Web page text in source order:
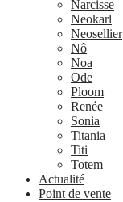
Narcisse
Neokarl
Neosellier
Nô
Noa
Ode
Ploom
Renée
Sonia
Titania
Titi
Totem
Actualité
Point de vente